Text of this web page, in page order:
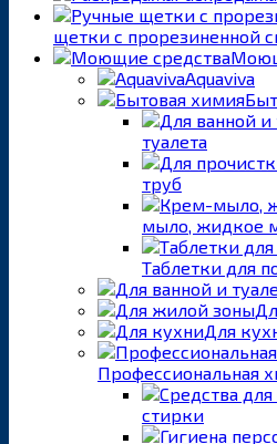
щетки с прорезиненной
Aquaviva
туалета
труб
мыло, жидкое
Таблетки для
Для
Профессиональная
стирки